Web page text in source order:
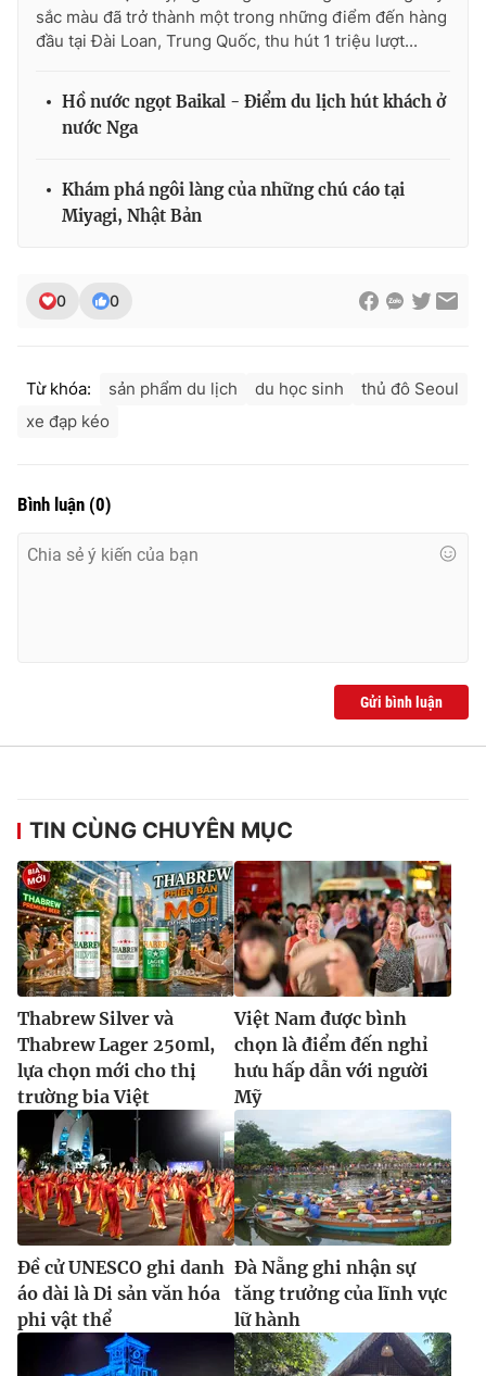
Ðiện thoại Thời báo VTV: 024.66 897 897
Email: toasoan@vtv.vn
® Cấm sao chép dưới mọi hình thức nếu không có sự chấp
thuận bằng văn bản. Ghi rõ nguồn VTV.vn khi phát hành lại
thông tin từ website này.
sắc màu đã trở thành một trong những điểm đến hàng
đầu tại Đài Loan, Trung Quốc, thu hút 1 triệu lượt...
Hồ nước ngọt Baikal - Điểm du lịch hút khách ở
nước Nga
Khám phá ngôi làng của những chú cáo tại
Miyagi, Nhật Bản
0 0
Từ khóa: sản phẩm du lịch du học sinh
thủ đô Seoul
xe đạp kéo
Bình luận (0)
Gửi bình luận
TIN CÙNG CHUYÊN MỤC
Thabrew Silver và
Thabrew Lager 250ml,
lựa chọn mới cho thị
trường bia Việt
Việt Nam được bình
chọn là điểm đến nghỉ
hưu hấp dẫn với người
Mỹ
Đề cử UNESCO ghi danh
áo dài là Di sản văn hóa
phi vật thể
Đà Nẵng ghi nhận sự
tăng trưởng của lĩnh vực
lữ hành